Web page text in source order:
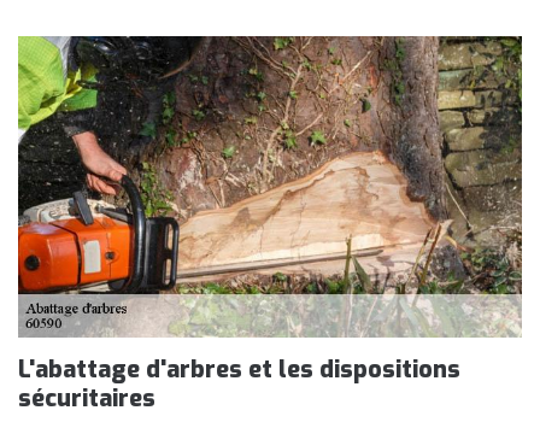
L'abattage d'arbres et les dispositions
sécuritaires